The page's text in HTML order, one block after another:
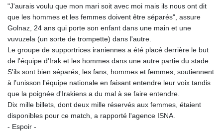
"J'aurais voulu que mon mari soit avec moi mais ils nous ont dit
que les hommes et les femmes doivent être séparés", assure
Golnaz, 24 ans qui porte son enfant dans une main et une
vuvuzela (un sorte de trompette) dans l'autre.
Le groupe de supportrices iraniennes a été placé derrière le but
de l'équipe d'Irak et les hommes dans une autre partie du stade.
S'ils sont bien séparés, les fans, hommes et femmes, soutiennent
à l’unisson l'équipe nationale en faisant entendre leur voix tandis
que la poignée d'Irakiens a du mal à se faire entendre.
Dix mille billets, dont deux mille réservés aux femmes, étaient
disponibles pour ce match, a rapporté l'agence ISNA.
- Espoir -